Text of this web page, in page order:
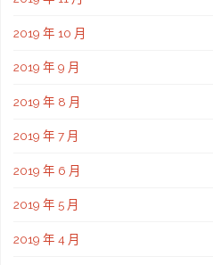
2019 年 10 月
2019 年 9 月
2019 年 8 月
2019 年 7 月
2019 年 6 月
2019 年 5 月
2019 年 4 月